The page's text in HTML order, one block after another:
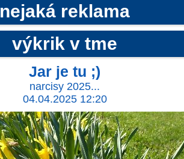
nejaká reklama
výkrik v tme
Jar je tu ;)
narcisy 2025...
04.04.2025 12:20